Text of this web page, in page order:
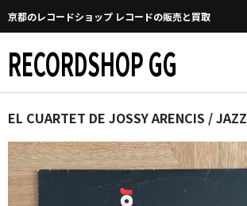
京都のレコードショップ レコードの販売と買取
RECORDSHOP GG
Home
マイページ
GGについて
EL CUARTET DE JOSSY ARENCIS / JAZZ